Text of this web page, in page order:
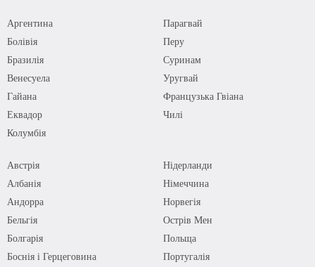
Аргентина
Болівія
Бразилія
Венесуела
Гайана
Еквадор
Колумбія
Парагвай
Перу
Суринам
Уругвай
Французька Гвіана
Чилі
Австрія
Албанія
Андорра
Бельгія
Болгарія
Боснія і Герцеговина
Нідерланди
Німеччина
Норвегія
Острів Мен
Польща
Португалія